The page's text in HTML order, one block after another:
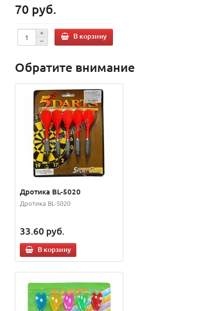
70 руб.
В корзину
Обратите внимание
Дротика BL-5020
Дротика BL-5020
33.60 руб.
В корзину